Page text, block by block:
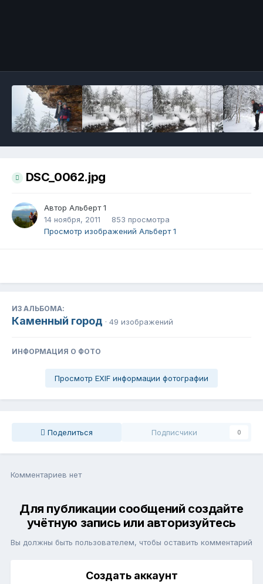
DSC_0062.jpg
Автор Альберт 1
14 ноября, 2011
853 просмотра
Просмотр изображений Альберт 1
ИЗ АЛЬБОМА:
Каменный город · 49 изображений
ИНФОРМАЦИЯ О ФОТО
Просмотр EXIF информации фотографии
Поделиться Подписчики 0
Комментариев нет
Для публикации сообщений создайте
учётную запись или авторизуйтесь
Вы должны быть пользователем, чтобы оставить комментарий
Создать аккаунт